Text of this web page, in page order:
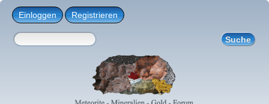
Einloggen Registrieren